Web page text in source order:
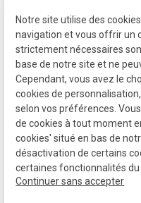
Trappes
Veterinaires
Orgeval
SIRET :
78996110900012
Plan du site
Notre site utilise des
navigation et vous offrir un
strictement nécessaires
base de notre site et ne
Cependant, vous avez le
cookies de
selon vos préférences.
de cookies à tout moment
cookies' situé en bas de
désactivation de certains
certaines fonctionnalités du
Continuer sans accepter